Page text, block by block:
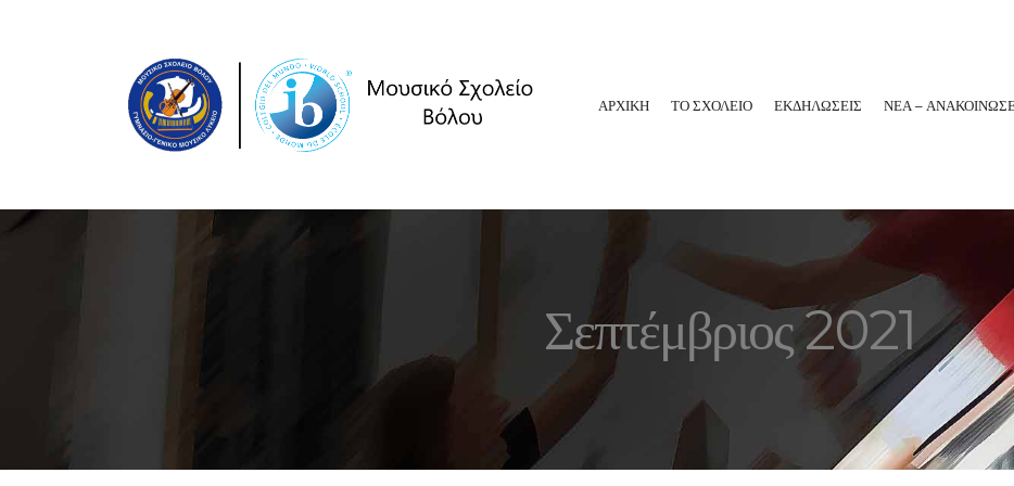
ΑΡΧΙΚΗ ΤΟ ΣΧΟΛΕΙΟ ΕΚΔΗΛΩΣΕΙΣ ΝΕΑ –
Σεπτέμβριος 2021